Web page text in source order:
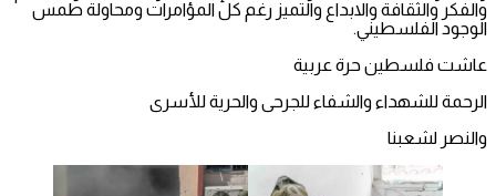
والفكر والثقافة والابداع والتميز رغم كل المؤامرات ومحاولة طمس
الوجود الفلسطيني.
عاشت فلسطين حرة عربية
الرحمة للشهداء والشفاء للجرحى والحرية للأسرى
والنصر لشعبنا